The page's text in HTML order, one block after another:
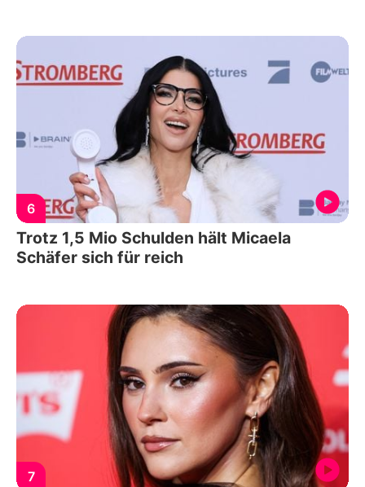
6
Trotz 1,5 Mio Schulden hält Micaela
Schäfer sich für reich
7